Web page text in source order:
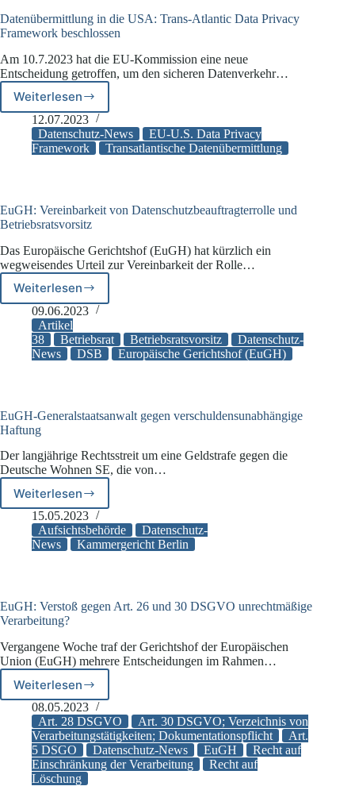
Datenübermittlung in die USA: Trans-Atlantic Data Privacy
Framework beschlossen
Am 10.7.2023 hat die EU-Kommission eine neue
Entscheidung getroffen, um den sicheren Datenverkehr…
WeiterlesenDatenübermittlung
in
die
USA:
Privacy
Framework
12.07.2023
Datenschutz-News
EU-U.S. Data Privacy
Framework
Transatlantische Datenübermittlung
EuGH: Vereinbarkeit von Datenschutzbeauftragterrolle und
Betriebsratsvorsitz
Das Europäische Gerichtshof (EuGH) hat kürzlich ein
wegweisendes Urteil zur Vereinbarkeit der Rolle…
Weiterlesen
EuGH:
Vereinbarkeit
von
Datenschutzbeauftragterrolle
und
09.06.2023
Artikel
38
Betriebsrat Betriebsratsvorsitz
Datenschutz-
News
DSB Europäische Gerichtshof (EuGH)
EuGH-Generalstaatsanwalt gegen verschuldensunabhängige
Haftung
Der langjährige Rechtsstreit um eine Geldstrafe gegen die
Deutsche Wohnen SE, die von…
Weiterlesen
EuGH-
Generalstaatsanwalt
gegen
verschuldensunabhängige
15.05.2023
Aufsichtsbehörde
Datenschutz-
News
Kammergericht Berlin
EuGH: Verstoß gegen Art. 26 und 30 DSGVO unrechtmäßige
Verarbeitung?
Vergangene Woche traf der Gerichtshof der Europäischen
Union (EuGH) mehrere Entscheidungen im Rahmen…
Weiterlesen
EuGH:
Verstoß
gegen
Art.
26
und
30
08.05.2023
Art. 28 DSGVO
Art. 30 DSGVO; Verzeichnis von
Verarbeitungstätigkeiten; Dokumentationspflicht
Art.
5 DSGO
Datenschutz-News EuGH
Recht auf
Einschränkung der Verarbeitung
Recht auf
Löschung